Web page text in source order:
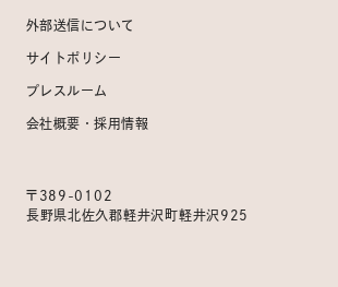
外部送信について
サイトポリシー
プレスルーム
会社概要・採用情報
〒389-0102
長野県北佐久郡軽井沢町軽井沢925